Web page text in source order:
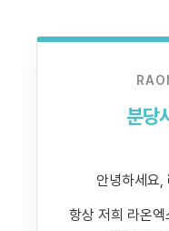
분당
안녕하세요,
항상 저희 라온